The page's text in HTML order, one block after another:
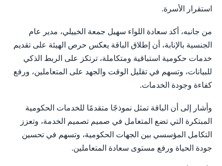
استقرار الأسرة.
من جانبه، أكد سعادة اللواء سهيل جمعة الخييلي، مدير عام
الجنسية بالإنابة، أن إطلاق الباقة يعكس حرص الهيئة على تقديم
خدمات حكومية استباقية ومتكاملة، ترتكز على الربط الذكي
للبيانات، وتسهم في تقليل الوقت والجهد على المتعاملين، ورفع
كفاءة وجودة الخدمات.
وأشار إلى أن الباقة تمثل نموذجًا متقدمًا للخدمات الحكومية
المبتكرة التي تضع المتعامل في صميم تصميم الخدمة، وتعزز
التكامل المؤسسي بين الجهات الحكومية، وتسهم في تحسين
جودة الحياة ورفع مستوى سعادة المتعاملين.